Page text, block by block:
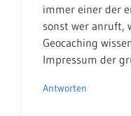
immer einer der
sonst wer anruft,
Geocaching
Impressum der
Antworten